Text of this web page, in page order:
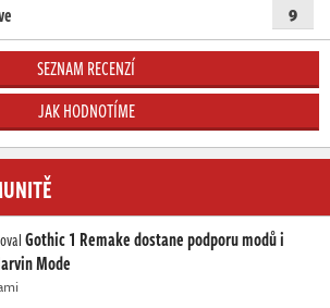
9
SEZNAM RECENZÍ
JAK HODNOTÍME
Gothic 1 Remake dostane podporu modů i
Mode